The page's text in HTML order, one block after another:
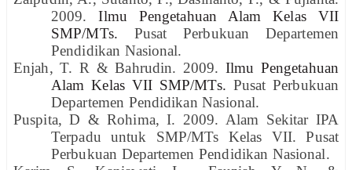
2009.Ilmu Pengetahuan Alam Kelas VII
SMP/MTs. Pusat Perbukuan Departemen
Pendidikan Nasional.
Enjah, T. R & Bahrudin. 2009. Ilmu Pengetahuan
Alam Kelas VII SMP/MTs. Pusat Perbukuan
Departemen Pendidikan Nasional.
Puspita, D & Rohima, I. 2009. Alam Sekitar IPA
Terpadu untuk SMP/MTs Kelas VII. Pusat
Perbukuan Departemen Pendidikan Nasional.